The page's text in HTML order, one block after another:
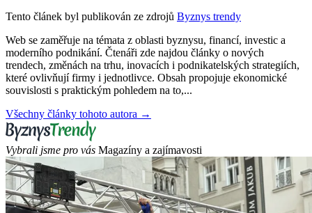
Tento článek byl publikován ze zdrojů Byznys trendy
Web se zaměřuje na témata z oblasti byznysu, financí, investic a
moderního podnikání. Čtenáři zde najdou články o nových
trendech, změnách na trhu, inovacích i podnikatelských strategiích,
které ovlivňují firmy i jednotlivce. Obsah propojuje ekonomické
souvislosti s praktickým pohledem na to,...
Všechny články tohoto autora →
Vybrali jsme pro vás Magazíny a zajímavosti